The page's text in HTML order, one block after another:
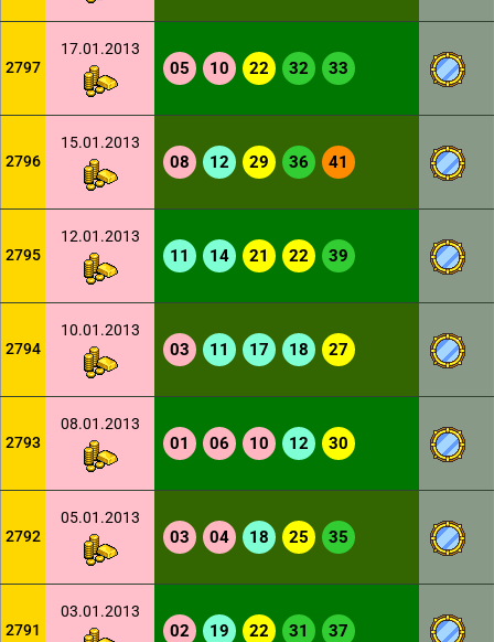
2797
17.01.2013
05 10 22 32 33
2796
15.01.2013
08 12 29 36 41
2795
12.01.2013
11 14 21 22 39
2794
10.01.2013
03 11 17 18 27
2793
08.01.2013
01 06 10 12 30
2792
05.01.2013
03 04 18 25 35
2791
03.01.2013
02 19 22 31 37